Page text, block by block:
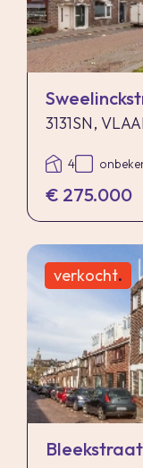
3131SN,
4
€ 275.000
verkocht.
Bleekstraat